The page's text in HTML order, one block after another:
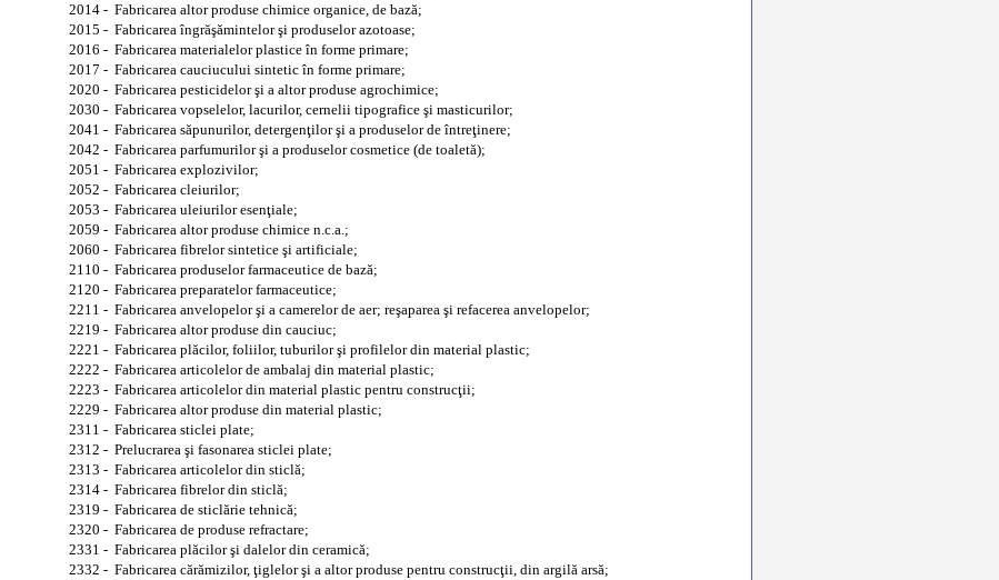
2014 - Fabricarea altor produse chimice organice, de bază;
2015 - Fabricarea îngrăşămintelor şi produselor azotoase;
2016 - Fabricarea materialelor plastice în forme primare;
2017 - Fabricarea cauciucului sintetic în forme primare;
2020 - Fabricarea pesticidelor şi a altor produse agrochimice;
2030 - Fabricarea vopselelor, lacurilor, cernelii tipografice şi masticurilor;
2041 - Fabricarea săpunurilor, detergenţilor şi a produselor de întreţinere;
2042 - Fabricarea parfumurilor şi a produselor cosmetice (de toaletă);
2051 - Fabricarea explozivilor;
2052 - Fabricarea cleiurilor;
2053 - Fabricarea uleiurilor esenţiale;
2059 - Fabricarea altor produse chimice n.c.a.;
2060 - Fabricarea fibrelor sintetice şi artificiale;
2110 - Fabricarea produselor farmaceutice de bază;
2120 - Fabricarea preparatelor farmaceutice;
2211 - Fabricarea anvelopelor şi a camerelor de aer; reşaparea şi refacerea anvelopelor;
2219 - Fabricarea altor produse din cauciuc;
2221 - Fabricarea plăcilor, foliilor, tuburilor şi profilelor din material plastic;
2222 - Fabricarea articolelor de ambalaj din material plastic;
2223 - Fabricarea articolelor din material plastic pentru construcţii;
2229 - Fabricarea altor produse din material plastic;
2311 - Fabricarea sticlei plate;
2312 - Prelucrarea şi fasonarea sticlei plate;
2313 - Fabricarea articolelor din sticlă;
2314 - Fabricarea fibrelor din sticlă;
2319 - Fabricarea de sticlărie tehnică;
2320 - Fabricarea de produse refractare;
2331 - Fabricarea plăcilor şi dalelor din ceramică;
2332 - Fabricarea cărămizilor, ţiglelor şi a altor produse pentru construcţii, din argilă arsă;